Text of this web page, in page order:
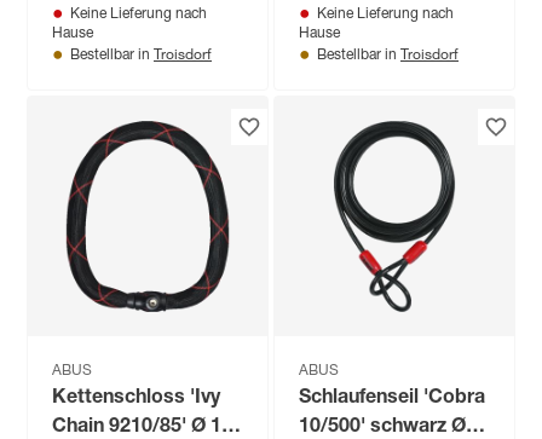
Keine Lieferung nach
Hause
Bestellbar in Troisdorf
Keine Lieferung nach
Hause
Bestellbar in Troisdorf
ABUS
Kettenschloss 'Ivy
Chain 9210/85' Ø 1 x
ABUS
Schlaufenseil 'Cobra
10/500' schwarz Ø 1